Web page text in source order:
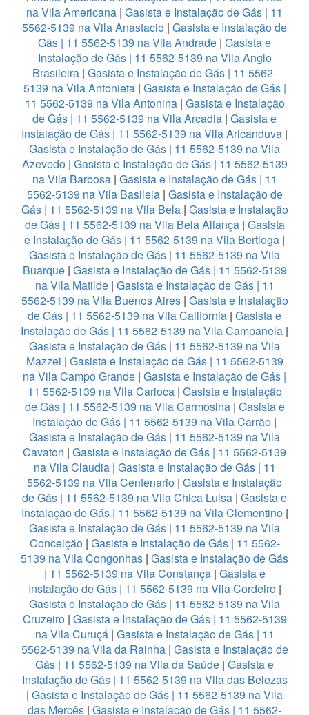
na Vila Americana | Gasista e Instalação de Gás | 11
5562-5139 na Vila Anastacio | Gasista e Instalação de
Gás | 11 5562-5139 na Vila Andrade | Gasista e
Instalação de Gás | 11 5562-5139 na Vila Anglo
Brasileira | Gasista e Instalação de Gás | 11 5562-
5139 na Vila Antonieta| Gasista e Instalação de Gás |
11 5562-5139 na Vila Antonina| Gasista e Instalação
de Gás | 11 5562-5139 na Vila Arcadia | Gasista e
Instalação de Gás | 11 5562-5139 na Vila Aricanduva |
Gasista e Instalação de Gás | 11 5562-5139 na Vila
Azevedo| Gasista e Instalação de Gás | 11 5562-5139
na Vila Barbosa| Gasista e Instalação de Gás | 11
5562-5139 na Vila Basileia| Gasista e Instalação de
Gás | 11 5562-5139 na Vila Bela| Gasista e Instalação
de Gás | 11 5562-5139 na Vila Bela Aliança| Gasista
e Instalação de Gás | 11 5562-5139 na Vila Bertioga |
Gasista e Instalação de Gás | 11 5562-5139 na Vila
Buarque| Gasista e Instalação de Gás | 11 5562-5139
na Vila Matilde| Gasista e Instalação de Gás | 11
5562-5139 na Vila Buenos Aires| Gasista e Instalação
de Gás | 11 5562-5139 na Vila California | Gasista e
Instalação de Gás | 11 5562-5139 na Vila Campanela |
Gasista e Instalação de Gás | 11 5562-5139 na Vila
Mazzei | Gasista e Instalação de Gás | 11 5562-5139
na Vila Campo Grande | Gasista e Instalação de Gás |
11 5562-5139 na Vila Carioca| Gasista e Instalação
de Gás | 11 5562-5139 na Vila Carmosina| Gasista e
Instalação de Gás | 11 5562-5139 na Vila Carrão |
Gasista e Instalação de Gás | 11 5562-5139 na Vila
Cavaton | Gasista e Instalação de Gás | 11 5562-5139
na Vila Claudia| Gasista e Instalação de Gás | 11
5562-5139 na Vila Centenario | Gasista e Instalação
de Gás | 11 5562-5139 na Vila Chica Luisa | Gasista e
Instalação de Gás | 11 5562-5139 na Vila Clementino|
Gasista e Instalação de Gás | 11 5562-5139 na Vila
Conceição| Gasista e Instalação de Gás | 11 5562-
5139 na Vila Congonhas | Gasista e Instalação de Gás
| 11 5562-5139 na Vila Constança| Gasista e
Instalação de Gás | 11 5562-5139 na Vila Cordeiro|
Gasista e Instalação de Gás | 11 5562-5139 na Vila
Cruzeiro | Gasista e Instalação de Gás | 11 5562-5139
na Vila Curuçá | Gasista e Instalação de Gás | 11
5562-5139 na Vila da Rainha | Gasista e Instalação de
Gás | 11 5562-5139 na Vila da Saúde | Gasista e
Instalação de Gás | 11 5562-5139 na Vila das Belezas
| Gasista e Instalação de Gás | 11 5562-5139 na Vila
das Mercês | Gasista e Instalação de Gás | 11 5562-